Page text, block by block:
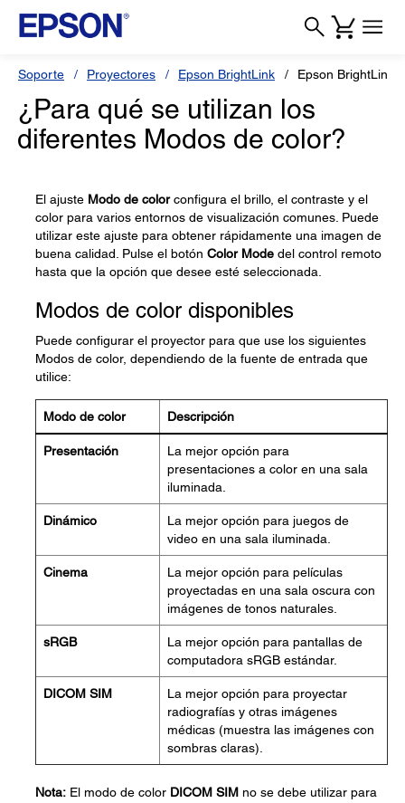
Soporte Proyectores Epson BrightLink Epson BrightLink
¿Para qué se utilizan los
diferentes Modos de color?
El ajuste Modo de colorconfigura el brillo, el contraste y el
color para varios entornos de visualización comunes. Puede
utilizar este ajuste para obtener rápidamente una imagen de
buena calidad. Pulse el botón Color Mode del control remoto
hasta que la opción que desee esté seleccionada.
Modos de color disponibles
Puede configurar el proyector para que use los siguientes
Modos de color, dependiendo de la fuente de entrada que
utilice:
Modo de color Descripción
Presentación
La mejor opción para
presentaciones a color en una sala
iluminada.
Dinámico
La mejor opción para juegos de
video en una sala iluminada.
Cinema
La mejor opción para películas
proyectadas en una sala oscura con
imágenes de tonos naturales.
sRGB
La mejor opción para pantallas de
computadora sRGB estándar.
DICOM SIM
La mejor opción para proyectar
radiografías y otras imágenes
médicas (muestra las imágenes con
sombras claras).
Nota: El modo de color DICOM SIM no se debe utilizar para